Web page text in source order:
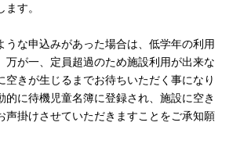
す。
うな申込みがあった場合は、低学年の利用
万が一、定員超過のため施設利用が出来な
空きが生じるまでお待ちいただく事になり
的に待機児童名簿に登録され、施設に空き
声掛けさせていただきますことをご承知願